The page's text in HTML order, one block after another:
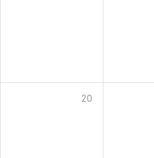
20